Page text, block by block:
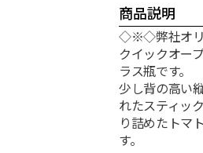
商品説明
◇※◇弊社オ
クイックオー
ラス瓶です。
少し背の高い
れたスティッ
り詰めたトマ
す。